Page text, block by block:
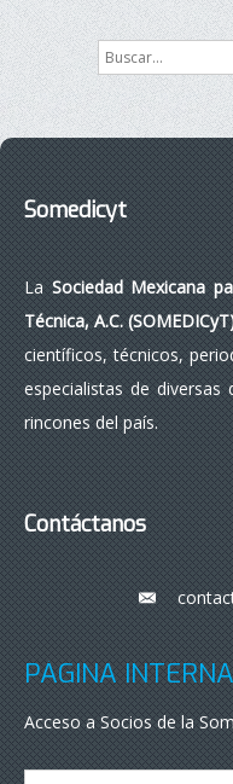
Buscar...
Somedicyt
LaSociedad Mexicana
Técnica, A.C.
científicos, técnicos,
especialistas de
rincones del país.
Contáctanos
___
PÁGINA INTERNA
Acceso a Socios de la